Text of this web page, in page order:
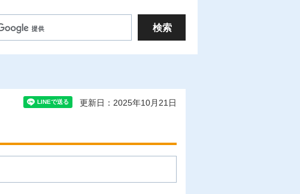
更新日：2025年10月21日